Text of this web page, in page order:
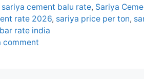
sariya cement balu rate, Sariya
rate 2026, sariya price per ton,
rate india
comment